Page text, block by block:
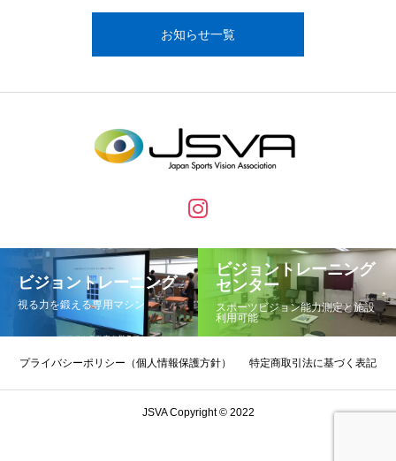
お知らせ一覧
ビジョントレーニング
視る力を鍛える専用マシン
ビジョントレーニング
センター
スポーツビジョン能力測定と施設
利用可能
プライバシーポリシー（個人情報保護方針） 特定商取引法に基づく表記
JSVA Copyright © 2022